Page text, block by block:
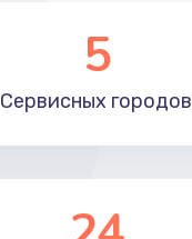
Заказать
Замена шлейфа
5
Сервисных городов